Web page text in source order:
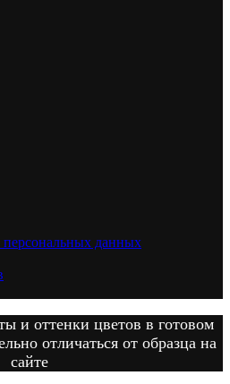
данных
и оттенки цветов в готовом
отличаться от образца на
сайте